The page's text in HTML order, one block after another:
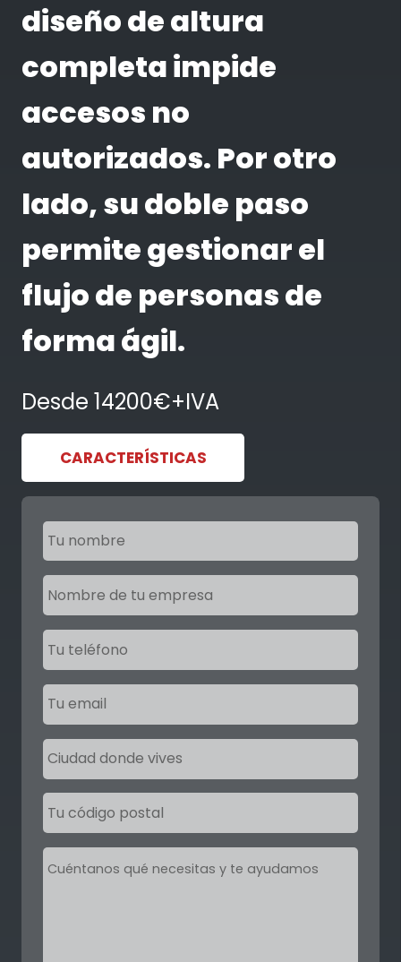
diseño de altura
completa impide
accesos no
autorizados. Por otro
lado, su doble paso
permite gestionar el
flujo de personas de
forma ágil.
Desde 14200€+IVA
CARACTERÍSTICAS